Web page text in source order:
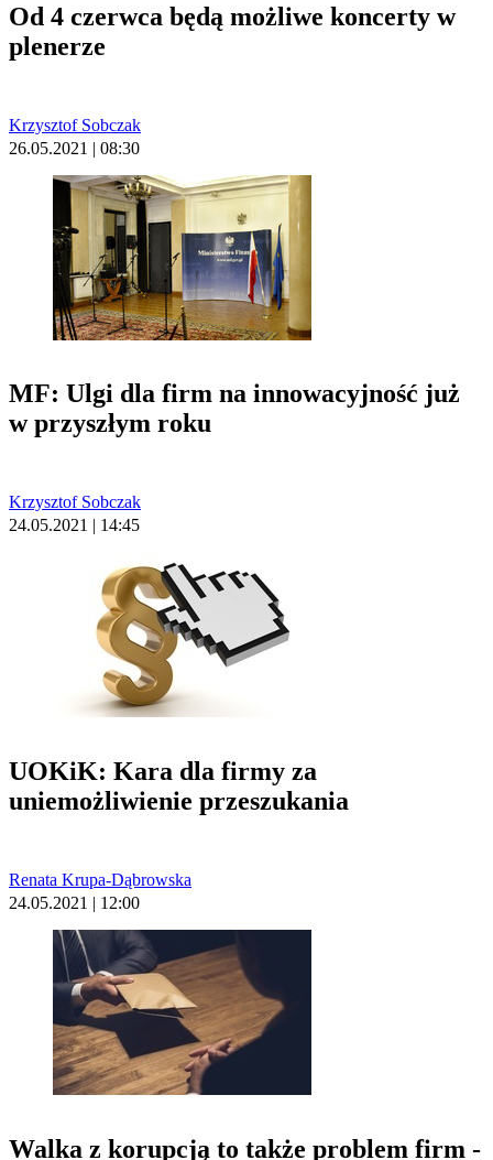
Od 4 czerwca będą możliwe koncerty w
plenerze
Krzysztof Sobczak
26.05.2021 | 08:30
MF: Ulgi dla firm na innowacyjność już
w przyszłym roku
Krzysztof Sobczak
24.05.2021 | 14:45
UOKiK: Kara dla firmy za
uniemożliwienie przeszukania
Renata Krupa-Dąbrowska
24.05.2021 | 12:00
Walka z korupcją to także problem firm -